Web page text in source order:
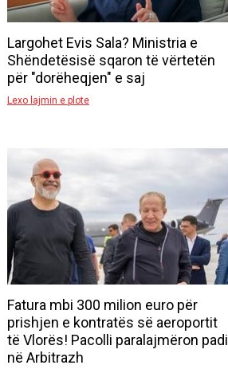
Largohet Evis Sala? Ministria e
Shëndetësisë sqaron të vërtetën
për "dorëheqjen" e saj
Lexo lajmin e plote
Fatura mbi 300 milion euro për
prishjen e kontratës së aeroportit
të Vlorës! Pacolli paralajmëron padi
në Arbitrazh